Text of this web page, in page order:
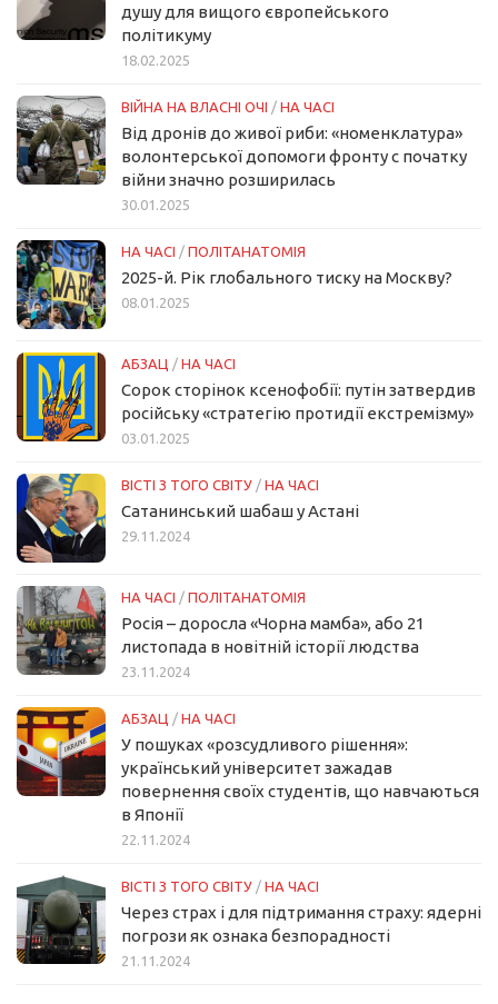
душу для вищого європейського
політикуму
18.02.2025
ВІЙНА НА ВЛАСНІ ОЧІ / НА ЧАСІ
Від дронів до живої риби: «номенклатура»
волонтерської допомоги фронту с початку
війни значно розширилась
30.01.2025
НА ЧАСІ / ПОЛІТАНАТОМІЯ
2025-й. Рік глобального тиску на Москву?
08.01.2025
АБЗАЦ / НА ЧАСІ
Сорок сторінок ксенофобії: путін затвердив
російську «стратегію протидії екстремізму»
03.01.2025
ВІСТІ З ТОГО СВІТУ / НА ЧАСІ
Сатанинський шабаш у Астані
29.11.2024
НА ЧАСІ / ПОЛІТАНАТОМІЯ
Росія – доросла «Чорна мамба», або 21
листопада в новітній історії людства
23.11.2024
АБЗАЦ / НА ЧАСІ
У пошуках «розсудливого рішення»:
український університет зажадав
повернення своїх студентів, що навчаються
в Японії
22.11.2024
ВІСТІ З ТОГО СВІТУ / НА ЧАСІ
Через страх і для підтримання страху: ядерні
погрози як ознака безпорадності
21.11.2024